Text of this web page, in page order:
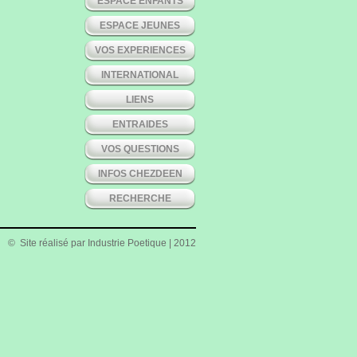
ESPACE JEUNES
VOS EXPERIENCES
INTERNATIONAL
LIENS
ENTRAIDES
VOS QUESTIONS
INFOS CHEZDEEN
RECHERCHE
© Site réalisé par Industrie Poetique | 2012